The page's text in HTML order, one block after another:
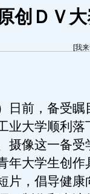
创ＤＶ
[我
前，备受瞩
业大学顺利落
摄像这一备受
年大学生创作
片，倡导健康